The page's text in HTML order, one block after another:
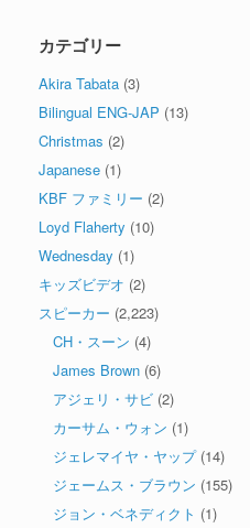
カテゴリー
Akira Tabata (3)
Bilingual ENG-JAP (13)
Christmas (2)
Japanese (1)
KBF ファミリー (2)
Loyd Flaherty (10)
Wednesday (1)
キッズビデオ (2)
スピーカー (2,223)
CH・スーン (4)
James Brown (6)
アジェリ・サビ (2)
カーサム・ウォン (1)
ジェレマイヤ・ヤップ(14)
ジェームス・ブラウン (155)
ジョン・ベネディクト (1)